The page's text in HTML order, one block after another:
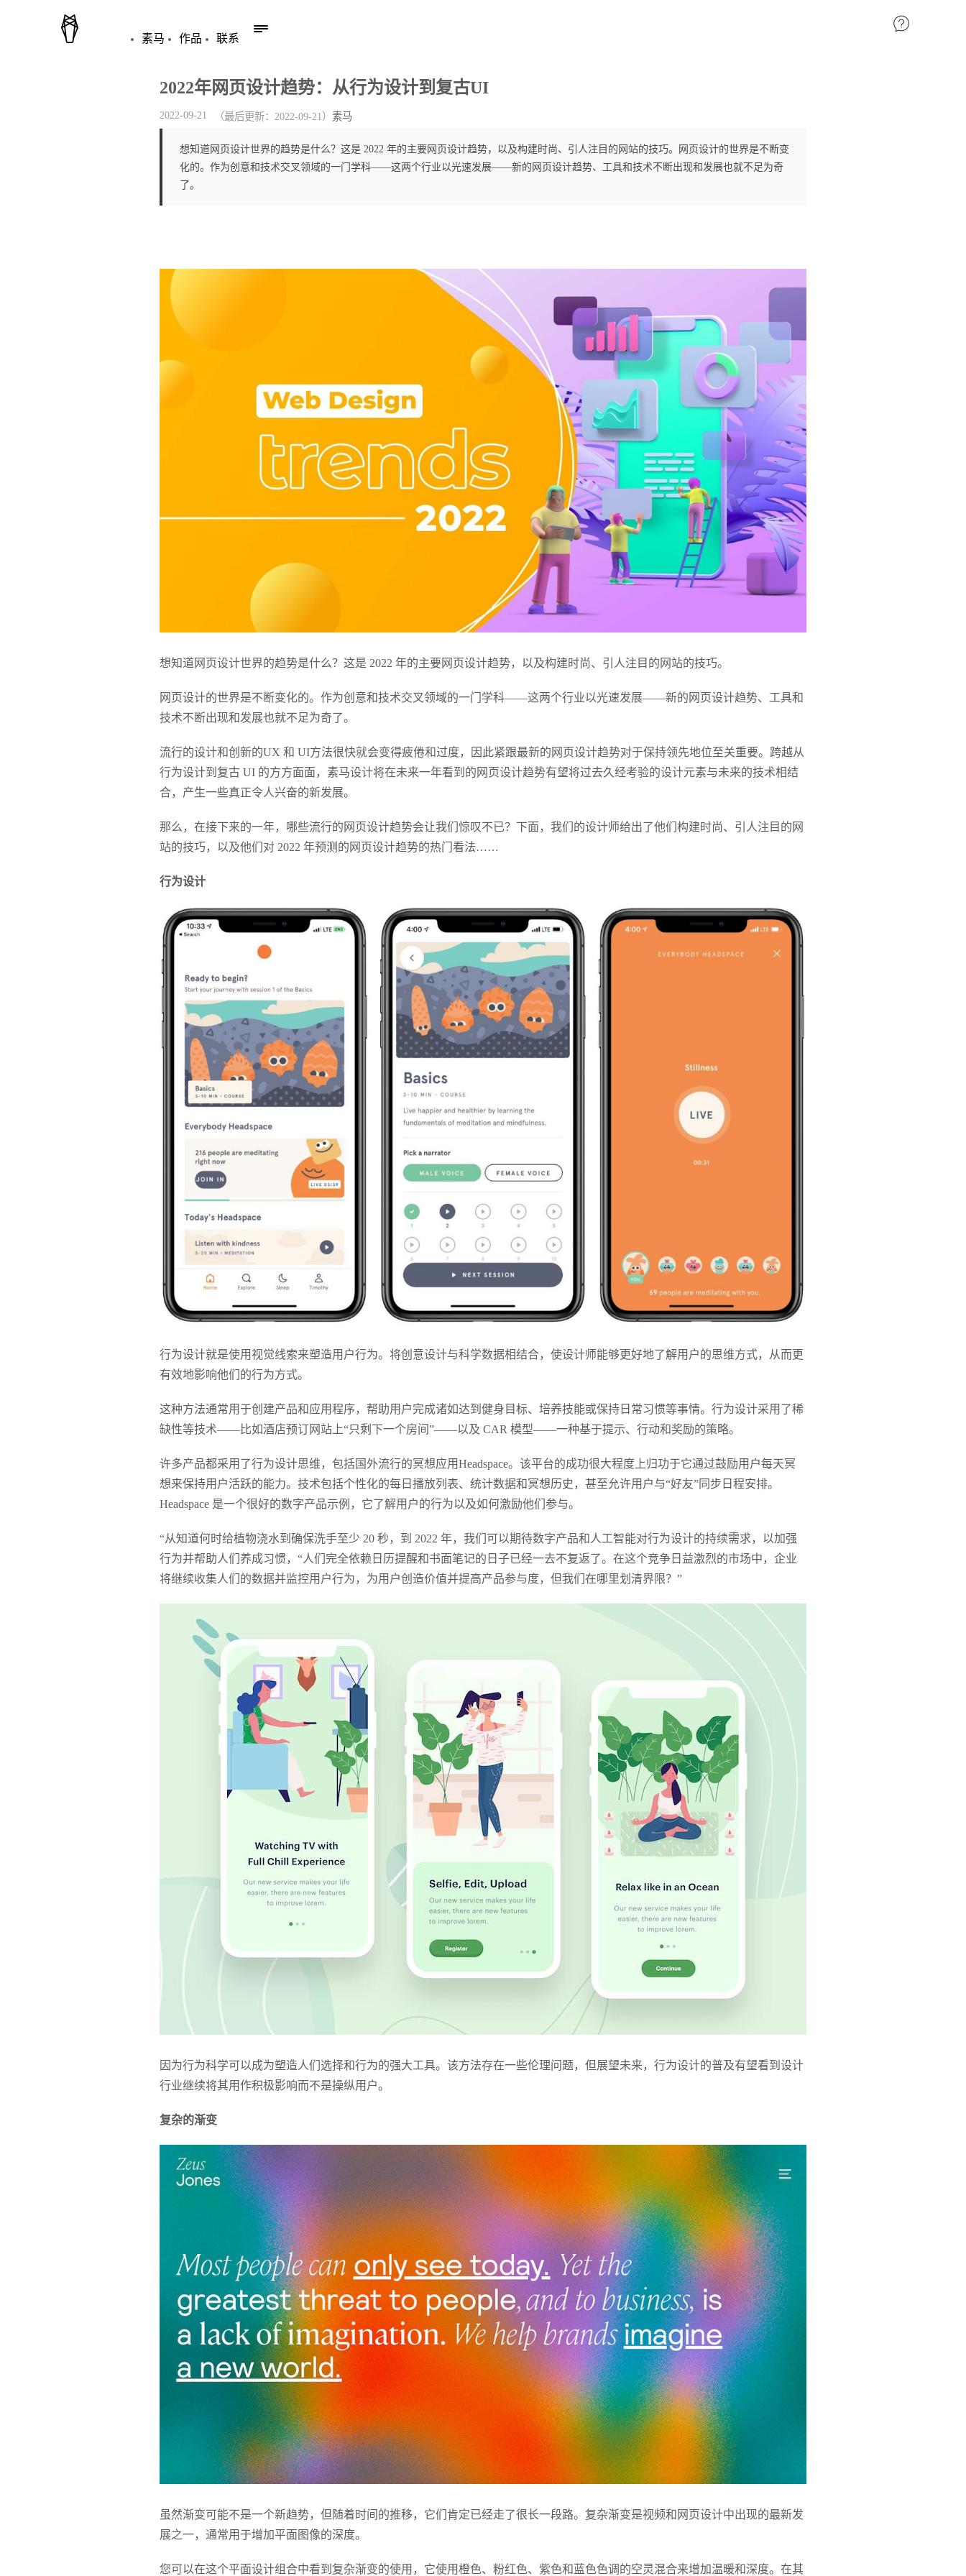
素马 作品 联系
2022年网页设计趋势：从行为设计到复古UI
2022-09-21 （最后更新： 2022-09-21 ） 素马
想知道网页设计世界的趋势是什么？这是 2022 年的主要网页设计趋势，以及构建时尚、引人注目的网站的技巧。网页设计的世界是不断变
化的。作为创意和技术交叉领域的一门学科——这两个行业以光速发展——新的网页设计趋势、工具和技术不断出现和发展也就不足为奇
了。
想知道网页设计世界的趋势是什么？这是 2022 年的主要网页设计趋势，以及构建时尚、引人注目的网站的技巧。
网页设计的世界是不断变化的。作为创意和技术交叉领域的一门学科——这两个行业以光速发展——新的网页设计趋势、工具和
技术不断出现和发展也就不足为奇了。
流行的设计和创新的UX 和 UI方法很快就会变得疲倦和过度，因此紧跟最新的网页设计趋势对于保持领先地位至关重要。跨越从
行为设计到复古 UI 的方方面面，素马设计将在未来一年看到的网页设计趋势有望将过去久经考验的设计元素与未来的技术相结
合，产生一些真正令人兴奋的新发展。
那么，在接下来的一年，哪些流行的网页设计趋势会让我们惊叹不已？下面，我们的设计师给出了他们构建时尚、引人注目的网
站的技巧，以及他们对 2022 年预测的网页设计趋势的热门看法……
行为设计
行为设计就是使用视觉线索来塑造用户行为。将创意设计与科学数据相结合，使设计师能够更好地了解用户的思维方式，从而更
有效地影响他们的行为方式。
这种方法通常用于创建产品和应用程序，帮助用户完成诸如达到健身目标、培养技能或保持日常习惯等事情。行为设计采用了稀
缺性等技术——比如酒店预订网站上“只剩下一个房间”——以及 CAR 模型——一种基于提示、行动和奖励的策略。
许多产品都采用了行为设计思维，包括国外流行的冥想应用Headspace。该平台的成功很大程度上归功于它通过鼓励用户每天冥
想来保持用户活跃的能力。技术包括个性化的每日播放列表、统计数据和冥想历史，甚至允许用户与“好友”同步日程安排。
Headspace 是一个很好的数字产品示例，它了解用户的行为以及如何激励他们参与。
“从知道何时给植物浇水到确保洗手至少 20 秒，到 2022 年，我们可以期待数字产品和人工智能对行为设计的持续需求，以加强
行为并帮助人们养成习惯，“人们完全依赖日历提醒和书面笔记的日子已经一去不复返了。在这个竞争日益激烈的市场中，企业
将继续收集人们的数据并监控用户行为，为用户创造价值并提高产品参与度，但我们在哪里划清界限？”
因为行为科学可以成为塑造人们选择和行为的强大工具。该方法存在一些伦理问题，但展望未来，行为设计的普及有望看到设计
行业继续将其用作积极影响而不是操纵用户。
复杂的渐变
虽然渐变可能不是一个新趋势，但随着时间的推移，它们肯定已经走了很长一段路。复杂渐变是视频和网页设计中出现的最新发
展之一，通常用于增加平面图像的深度。
您可以在这个平面设计组合中看到复杂渐变的使用，它使用橙色、粉红色、紫色和蓝色色调的空灵混合来增加温暖和深度。在其